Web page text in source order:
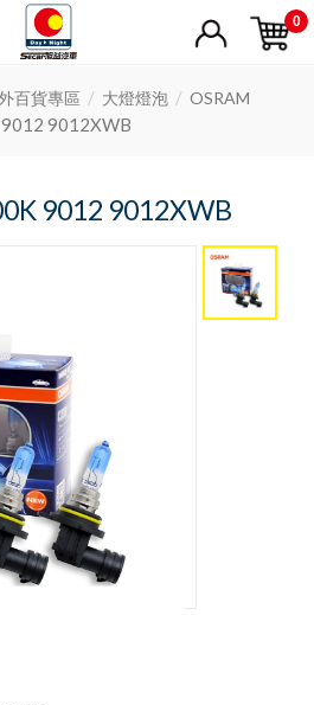
0
百貨專區 大燈燈泡 OSRAM
9012XWB
9012 9012XWB